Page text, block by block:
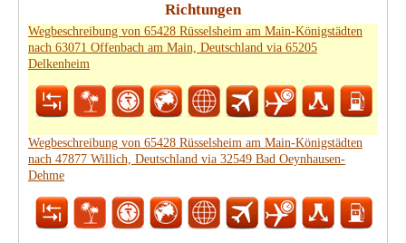
Richtungen
Wegbeschreibung von 65428 Rüsselsheim am Main-Königstädten
nach 63071 Offenbach am Main, Deutschland via 65205
Delkenheim
Wegbeschreibung von 65428 Rüsselsheim am Main-Königstädten
nach 47877 Willich, Deutschland via 32549 Bad Oeynhausen-
Dehme